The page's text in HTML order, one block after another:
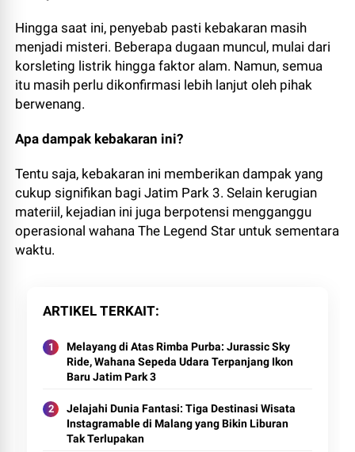
Hingga saat ini, penyebab pasti kebakaran masih
menjadi misteri. Beberapa dugaan muncul, mulai dari
korsleting listrik hingga faktor alam. Namun, semua
itu masih perlu dikonfirmasi lebih lanjut oleh pihak
berwenang.
Apa dampak kebakaran ini?
Tentu saja, kebakaran ini memberikan dampak yang
cukup signifikan bagi Jatim Park 3. Selain kerugian
materiil, kejadian ini juga berpotensi mengganggu
operasional wahana The Legend Star untuk sementara
waktu.
ARTIKEL TERKAIT
Melayang di Atas Rimba Purba: Jurassic Sky
Ride, Wahana Sepeda Udara Terpanjang Ikon
Baru Jatim Park 3
Jelajahi Dunia Fantasi: Tiga Destinasi Wisata
Instagramable di Malang yang Bikin Liburan
Tak Terlupakan